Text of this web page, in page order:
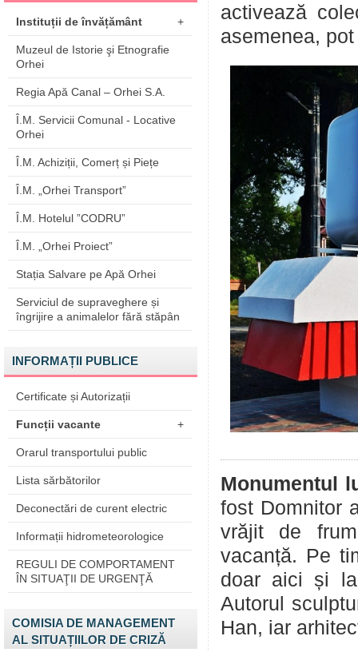
Instituții de învățământ +
Muzeul de Istorie şi Etnografie
Orhei
Regia Apă Canal – Orhei S.A.
Î.M. Servicii Comunal - Locative
Orhei
Î.M. Achiziții, Comerț și Piețe
Î.M. „Orhei Transport”
Î.M. Hotelul ”CODRU”
Î.M. „Orhei Proiect”
Stația Salvare pe Apă Orhei
Serviciul de supraveghere și
îngrijire a animalelor fără stăpân
INFORMAȚII PUBLICE
Certificate și Autorizații
Funcții vacante +
Orarul transportului public
Lista sărbătorilor
Deconectări de curent electric
Informații hidrometeorologice
REGULI DE COMPORTAMENT
ÎN SITUAŢII DE URGENŢĂ
COMISIA DE MANAGEMENT
AL SITUAȚIILOR DE CRIZĂ
activează
asemenea,
Monumentul
fost Domnitor
vrăjit de
vacanță. Pe
doar aici și
Autorul
Han, iar